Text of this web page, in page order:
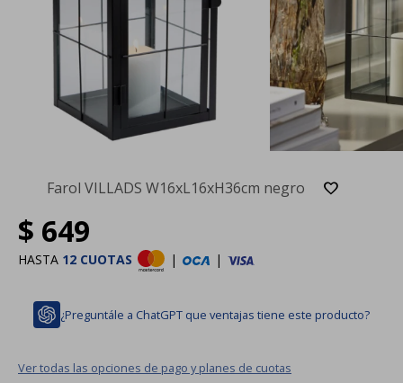
Farol VILLADS W16xL16xH36cm negro
$ 649
HASTA 12 CUOTAS | |
¿Preguntále a ChatGPT que ventajas tiene este producto?
Ver todas las opciones de pago y planes de cuotas